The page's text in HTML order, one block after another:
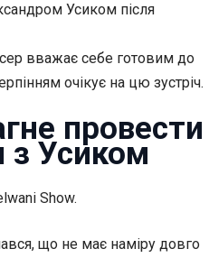
Усиком після
вважає себе готовим до
очікує на цю зустріч.
провести
Усиком
Show.
що не має наміру довго